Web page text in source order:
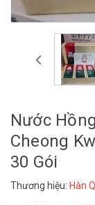
Nước
Cheong
30 Gói
Thương hiệu: Hàn